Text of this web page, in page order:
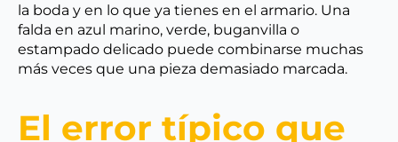
la boda y en lo que ya tienes en el armario. Una
falda en azul marino, verde, buganvilla o
estampado delicado puede combinarse muchas
más veces que una pieza demasiado marcada.
El error típico que